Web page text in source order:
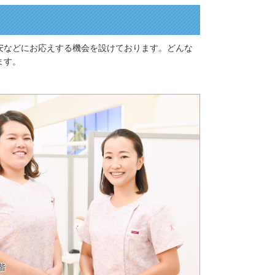
どにお応えする機会を設けております。どんな
。